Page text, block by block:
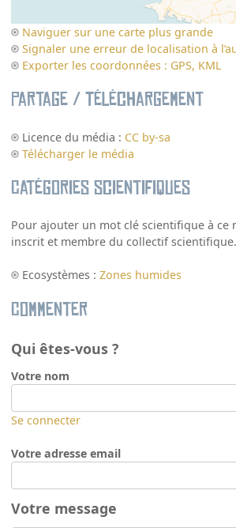
Naviguer sur une carte plus grande
Signaler une erreur de localisation à
Exporter les coordonnées : GPS, KML
Partage / Téléchargement
Licence du média : CC by-sa
Télécharger le média
Catégories scientifiques
Pour ajouter un mot clé scientifique à ce
inscrit et membre du collectif scientifique.
Ecosystèmes :Zones humides
Commenter
Qui êtes-vous ?
Votre nom
Se connecter
Votre adresse email
Votre message